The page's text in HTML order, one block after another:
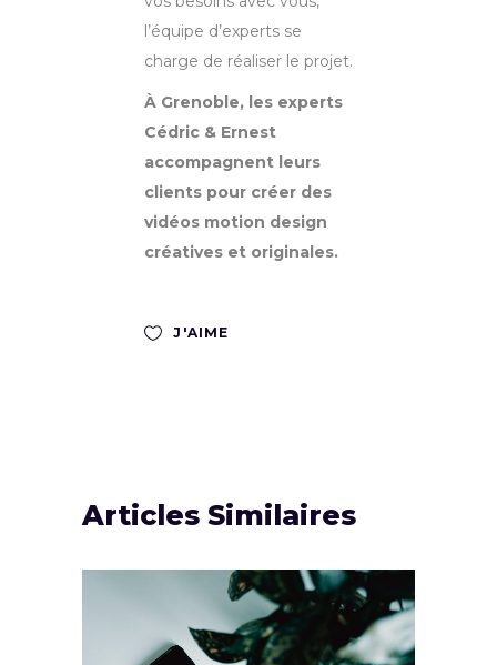
l’équipe d’experts se
charge de réaliser le projet.
À Grenoble, les experts
Cédric & Ernest
accompagnent leurs
clients pour créer des
vidéos motion design
créatives et originales.
J'AIME
Articles Similaires